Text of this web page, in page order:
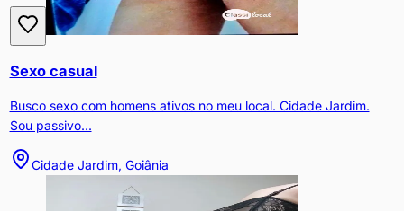
Sexo casual
Busco sexo com homens ativos no meu local. Cidade Jardim.
Sou passivo...
Cidade Jardim, Goiânia